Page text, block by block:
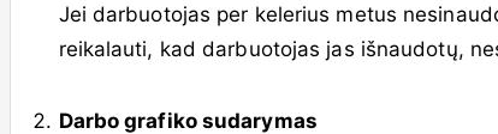
Jei darbuotojas per kelerius metus
reikalauti, kad darbuotojas jas išnaudotų,
Darbo grafiko sudarymas